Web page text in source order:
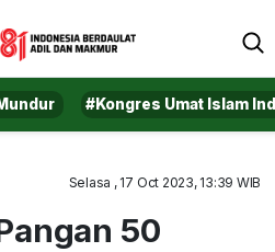
#Kongres Umat Islam
Selasa , 17 Oct 2023, 13:39 WIB
50